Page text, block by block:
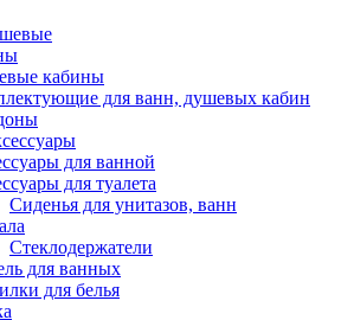
кабины
для ванн, душевых кабин
для ванной
для туалета
Сиденья для унитазов, ванн
Стеклодержатели
для ванных
для белья